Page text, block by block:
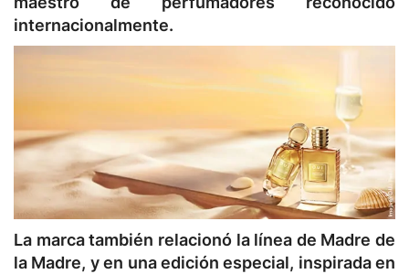
internacionalmente.
La marca también relacionó la línea de Madre de
la Madre, y en una edición especial, inspirada en